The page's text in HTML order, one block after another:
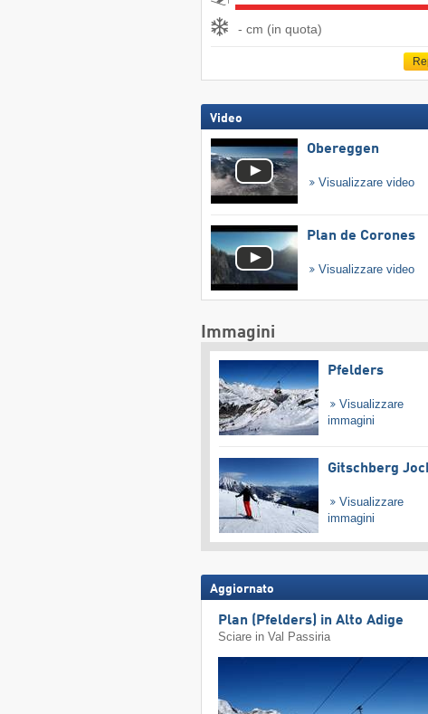
- cm (in quota)
Video
Obereggen
Visualizzare video
Plan de Corones
Visualizzare video
Immagini
Pfelders
Visualizzare
immagini
Gitschberg
Visualizzare
immagini
Aggiornato
Plan (Pfelders) in Alto Adige
Sciare in Val Passiria